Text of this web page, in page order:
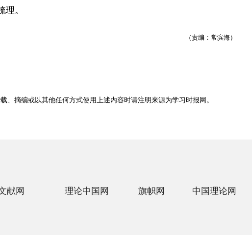
。
（责编：常滨海）
、摘编或以其他任何方式使用上述内容时请注明来源为学习时报网 。
献网 理论中国网 旗帜网 中国理论网